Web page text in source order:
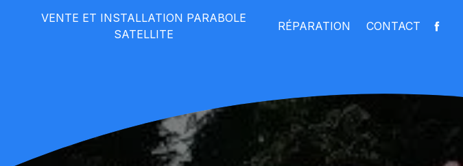
VENTE ET INSTALLATION PARABOLE
SATELLITE
RÉPARATION CONTACT